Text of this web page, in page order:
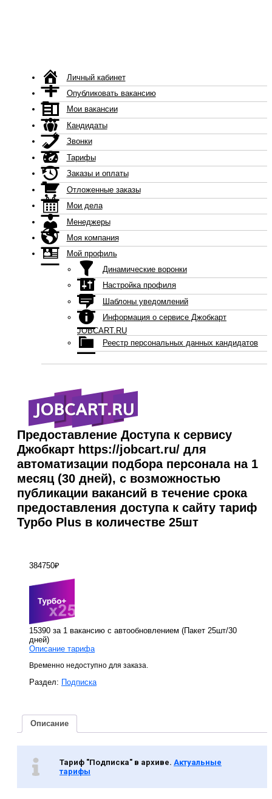
Личный кабинет
Опубликовать вакансию
Мои вакансии
Кандидаты
Звонки
Тарифы
Заказы и оплаты
Отложенные заказы
Мои дела
Менеджеры
Моя компания
Мой профиль
Динамические воронки
Настройка профиля
Шаблоны уведомлений
Информация о сервисе Джобкарт
JOBCART.RU
Реестр персональных данных кандидатов
Предоставление Доступа к сервису
Джобкарт https://jobcart.ru/ для
автоматизации подбора персонала на 1
месяц (30 дней), c возможностью
публикации вакансий в течение срока
предоставления доступа к сайту тариф
Турбо Plus в количестве 25шт
384750₽
15390 за 1 вакансию с автообновлением (Пакет 25шт/30
дней)
Описание тарифа
Временно недоступно для заказа.
Раздел: Подписка
Описание
Тариф "Подписка" в архиве. Актуальные
тарифы